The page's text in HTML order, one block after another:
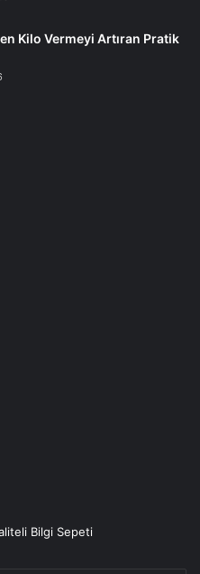
Kilo Vermeyi Artıran Pratik
Bilgi Sepeti